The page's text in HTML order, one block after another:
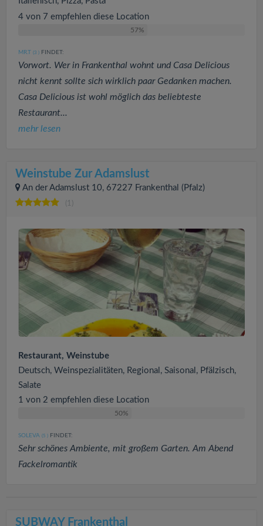
4 von 7 empfehlen diese Location
57%
MR.T (3 ) FINDET:
Vorwort. Wer in Frankenthal wohnt und Casa Delicious
nicht kennt sollte sich wirklich paar Gedanken machen.
Casa Delicious ist wohl möglich das beliebteste
Restaurant...
mehr lesen
Weinstube Zur Adamslust
An der Adamslust 10, 67227 Frankenthal (Pfalz)
(1)
Restaurant, Weinstube
Deutsch, Weinspezialitäten, Regional, Saisonal, Pfälzisch,
Salate
1 von 2 empfehlen diese Location
50%
SOLEVA (5 ) FINDET:
Sehr schönes Ambiente, mit großem Garten. Am Abend
Fackelromantik
SUBWAY Frankenthal